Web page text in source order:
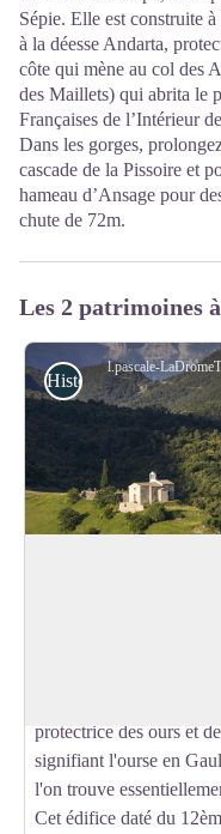
Sépie. Elle est construite
à la déesse Andarta,
côte qui mène au col des
des Maillets) qui abrita le
Françaises de l’Intérieur
Dans les gorges,
cascade de la Pissoire et
hameau d’Ansage pour
chute de 72m.
Les 2 patrimoines
l.pascale-
Histoire et patrimoine
protectrice des ours et
signifiant l'ourse en
l'on trouve
Cet édifice daté du